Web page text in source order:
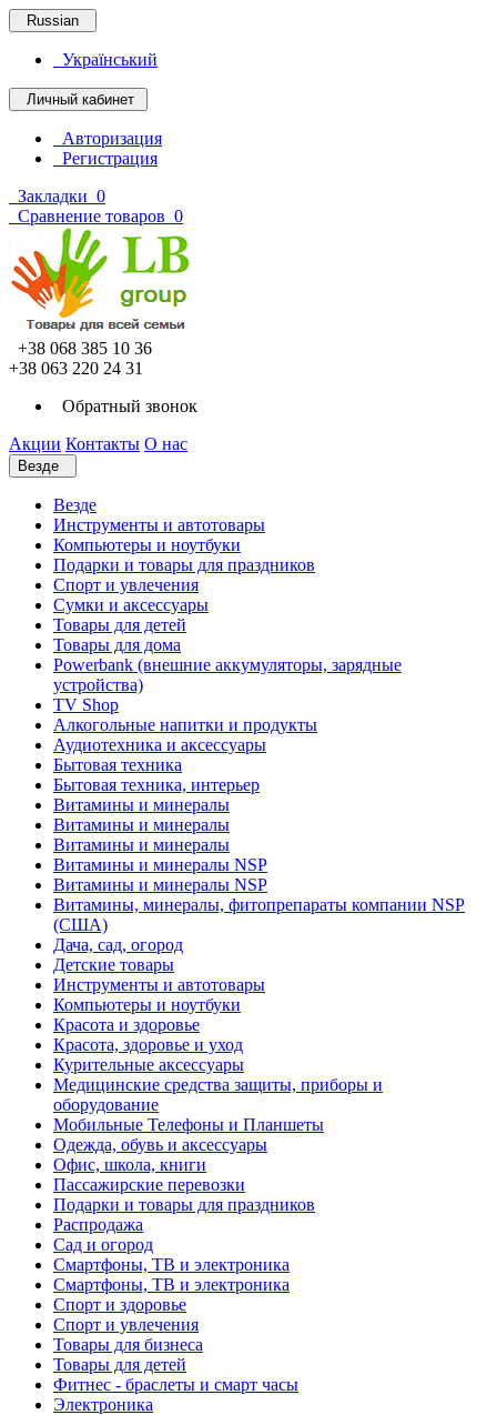
Russian
Український
Личный кабинет
Авторизация
Регистрация
Закладки 0
Сравнение товаров 0
+38 068 385 10 36
+38 063 220 24 31
Обратный звонок
Акции Контакты О нас
Везде
Везде
Инструменты и автотовары
Компьютеры и ноутбуки
Подарки и товары для праздников
Спорт и увлечения
Сумки и аксессуары
Товары для детей
Товары для дома
Powerbank (внешние аккумуляторы, зарядные
устройства)
TV Shop
Алкогольные напитки и продукты
Аудиотехника и аксессуары
Бытовая техника
Бытовая техника, интерьер
Витамины и минералы
Витамины и минералы
Витамины и минералы
Витамины и минералы NSP
Витамины и минералы NSP
Витамины, минералы, фитопрепараты компании NSP
(США)
Дача, сад, огород
Детские товары
Инструменты и автотовары
Компьютеры и ноутбуки
Красота и здоровье
Красота, здоровье и уход
Курительные аксессуары
Медицинские средства защиты, приборы и
оборудование
Мобильные Телефоны и Планшеты
Одежда, обувь и аксессуары
Офис, школа, книги
Пассажирские перевозки
Подарки и товары для праздников
Распродажа
Сад и огород
Смартфоны, ТВ и электроника
Смартфоны, ТВ и электроника
Спорт и здоровье
Спорт и увлечения
Товары для бизнеса
Товары для детей
Фитнес - браслеты и смарт часы
Электроника